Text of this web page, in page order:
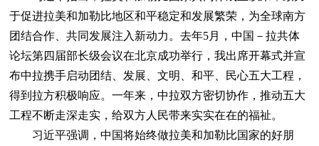
于促进拉美和加勒比地区和平稳定和发展繁荣，为全球南方
团结合作、共同发展注入新动力。去年5月，中国－拉共体
论坛第四届部长级会议在北京成功举行，我出席开幕式并宣
布中拉携手启动团结、发展、文明、和平、民心五大工程，
得到拉方积极响应。一年来，中拉双方密切协作，推动五大
工程不断走深走实，给双方人民带来实实在在的福祉。
习近平强调，中国将始终做拉美和加勒比国家的好朋